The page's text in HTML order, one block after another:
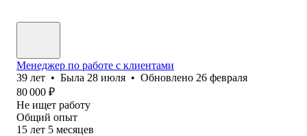
Менеджер по работе с клиентами
39 лет • Была 28 июля • Обновлено 26 февраля
80 000 ₽
Не ищет работу
Общий опыт
15 лет 5 месяцев